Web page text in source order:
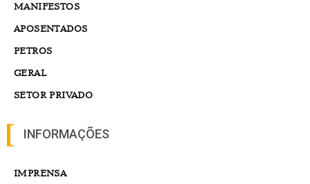
MANIFESTOS
APOSENTADOS
PETROS
GERAL
SETOR PRIVADO
INFORMAÇÕES
IMPRENSA